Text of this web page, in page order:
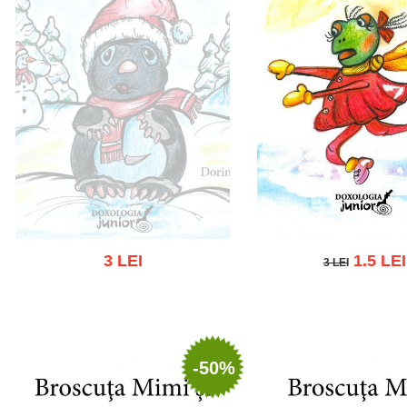
3 LEI
Add to
3 LEI1.5 LEI
-50%